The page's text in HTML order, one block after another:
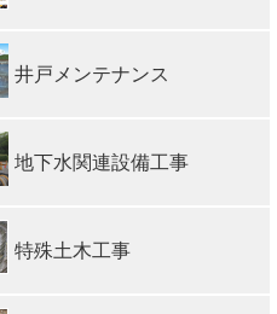
井戸メンテナンス
地下水関連設備工事
特殊土木工事